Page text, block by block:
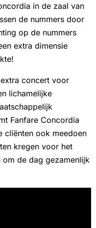
in de zaal van
de nummers door
op de nummers
extra dimensie
concert voor
lichamelijke
Fanfare Concordia
cliënten ook meedoen
kregen voor het
om de dag gezamenlijk